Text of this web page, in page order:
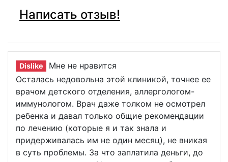
Написать отзыв!
Dislike
Мне не нравится
Осталась недовольна этой клиникой, точнее ее
врачом детского отделения, аллергологом-
иммунологом. Врач даже толком не осмотрел
ребенка и давал только общие рекомендации
по лечению (которые я и так знала и
придерживалась им не один месяц), не вникая
в суть проблемы. За что заплатила деньги, до